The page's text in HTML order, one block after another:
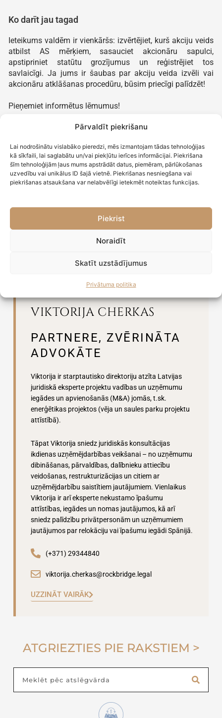
Pārvaldīt piekrišanu
Lai nodrošinātu vislabāko pieredzi, mēs izmantojam tādas tehnoloģijas
kā sīkfaili, lai saglabātu un/vai piekļūtu ierīces informācijai. Piekrišana
šīm tehnoloģijām ļaus mums apstrādāt datus, piemēram, pārlūkošanas
uzvedību vai unikālus ID šajā vietnē. Piekrišanas nesniegšana vai
piekrišanas atsaukšana var nelabvēlīgi ietekmēt noteiktas funkcijas.
Piekrist
Noraidīt
Skatīt uzstādījumus
Privātuma politika
Ko darīt jau tagad
Ieteikums valdēm ir vienkāršs: izvērtējiet, kurš akciju veids
atbilst AS mērķiem, sasauciet akcionāru sapulci,
apstipriniet statūtu grozījumus un reģistrējiet tos
savlaicīgi. Ja jums ir šaubas par akciju veida izvēli vai
akcionāru atklāšanas procedūru, būsim priecīgi palīdzēt!
Pieņemiet informētus lēmumus!
Nepieciešama palīdzība?
Sazinieties ar mani
VIKTORIJA CHERKAS
PARTNERE, ZVĒRINĀTA
ADVOKĀTE
Viktorija ir starptautisko direktoriju atzīta Latvijas
juridiskā eksperte projektu vadības un uzņēmumu
iegādes un apvienošanās (M&A) jomās, t.sk.
enerģētikas projektos (vēja un saules parku projektu
attīstībā).
Tāpat Viktorija sniedz juridiskās konsultācijas
ikdienas uzņēmējdarbības veikšanai – no uzņēmumu
dibināšanas, pārvaldības, dalībnieku attiecību
veidošanas, restrukturizācijas un citiem ar
uzņēmējdarbību saistītiem jautājumiem. Vienlaikus
Viktorija ir arī eksperte nekustamo īpašumu
attīstības, iegādes un nomas jautājumos, kā arī
sniedz palīdzību privātpersonām un uzņēmumiem
jautājumos par relokāciju vai īpašumu iegādi Spānijā.
(+371) 29344840
viktorija.cherkas@rockbridge.legal
UZZINĀT VAIRĀK
ATGRIEZTIES PIE RAKSTIEM >